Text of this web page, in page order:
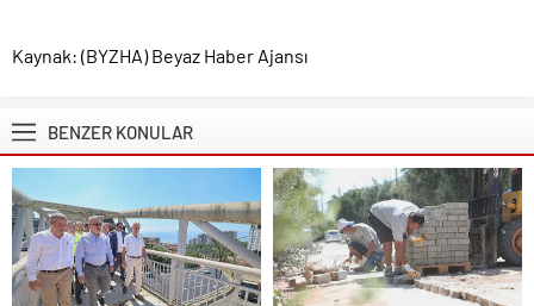
Kaynak: (BYZHA) Beyaz Haber Ajansı
BENZER KONULAR